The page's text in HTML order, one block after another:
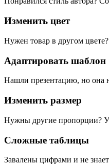
Изменить цвет
Нужен товар в другом
Адаптировать шаблон
Нашли презентацию, но она
Изменить размер
Нужны другие пропорции?
Сложные таблицы
Завалены цифрами и не